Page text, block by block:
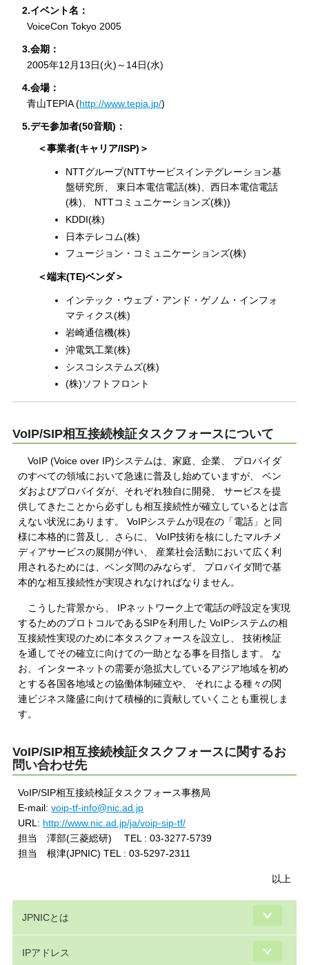
2.イベント名：
VoiceCon Tokyo 2005
3.会期：
2005年12月13日(火)～14日(水)
4.会場：
青山TEPIA (http://www.tepia.jp/)
5.デモ参加者(50音順)：
＜事業者(キャリア/ISP)＞
NTTグループ(NTTサービスインテグレーション基
盤研究所、 東日本電信電話(株)、西日本電信電話
(株)、 NTTコミュニケーションズ(株))
KDDI(株)
日本テレコム(株)
フュージョン・コミュニケーションズ(株)
＜端末(TE)ベンダ＞
インテック・ウェブ・アンド・ゲノム・インフォ
マティクス(株)
岩崎通信機(株)
沖電気工業(株)
シスコシステムズ(株)
(株)ソフトフロント
VoIP/SIP相互接続検証タスクフォースについて
VoIP (Voice over IP)システムは、家庭、企業、 プロバイダ
のすべての領域において急速に普及し始めていますが、 ベン
ダおよびプロバイダが、それぞれ独自に開発、 サービスを提
供してきたことから必ずしも相互接続性が確立しているとは言
えない状況にあります。 VoIPシステムが現在の「電話」と同
様に本格的に普及し、さらに、 VoIP技術を核にしたマルチメ
ディアサービスの展開が伴い、 産業社会活動において広く利
用されるためには、ベンダ間のみならず、 プロバイダ間で基
本的な相互接続性が実現されなければなりません。
こうした背景から、 IPネットワーク上で電話の呼設定を実現
するためのプロトコルであるSIPを利用した VoIPシステムの相
互接続性実現のために本タスクフォースを設立し、 技術検証
を通してその確立に向けての一助となる事を目指します。 な
お、インターネットの需要が急拡大しているアジア地域を初め
とする各国各地域との協働体制確立や、 それによる種々の関
連ビジネス隆盛に向けて積極的に貢献していくことも重視しま
す。
VoIP/SIP相互接続検証タスクフォースに関するお
問い合わせ先
VoIP/SIP相互接続検証タスクフォース事務局
E-mail:voip-tf-info@nic.ad.jp
URL: http://www.nic.ad.jp/ja/voip-sip-tf/
担当 澤部(三菱総研) TEL : 03-3277-5739
担当 根津(JPNIC) TEL : 03-5297-2311
以上
JPNICとは
IPアドレス